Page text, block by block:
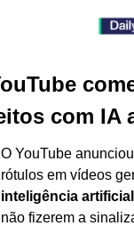
com IA
O YouTube
inteligência artificial
não fizerem a